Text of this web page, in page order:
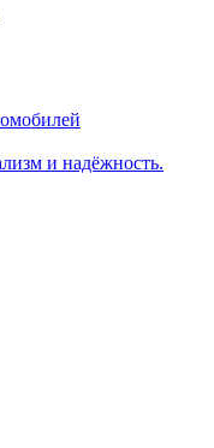
и надёжность.